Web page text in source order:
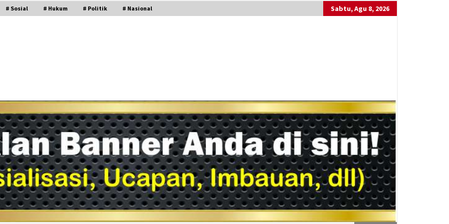
# Sosial # Hukum # Politik # Nasional Sabtu, Agu 8, 2026